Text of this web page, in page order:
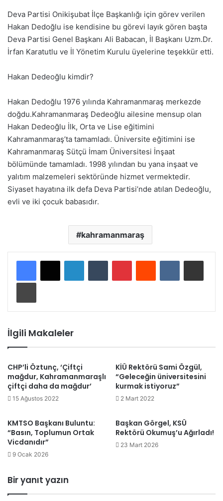
Deva Partisi Onikişubat İlçe Başkanlığı için görev verilen
Hakan Dedoğlu ise kendisine bu görevi layık gören başta
Deva Partisi Genel Başkanı Ali Babacan, İl Başkanı Uzm.Dr.
İrfan Karatutlu ve İl Yönetim Kurulu üyelerine teşekkür etti.
Hakan Dedeoğlu kimdir?
Hakan Dedoğlu 1976 yılında Kahramanmaraş merkezde
doğdu.Kahramanmaraş Dedeoğlu ailesine mensup olan
Hakan Dedeoğlu İlk, Orta ve Lise eğitimini
Kahramanmaraş’ta tamamladı. Üniversite eğitimini ise
Kahramanmaraş Sütçü İmam Üniversitesi İnşaat
bölümünde tamamladı. 1998 yılından bu yana inşaat ve
yalıtım malzemeleri sektöründe hizmet vermektedir.
Siyaset hayatına ilk defa Deva Partisi’nde atılan Dedeoğlu,
evli ve iki çocuk babasıdır.
kahramanmaraş
LinkedInTumblr PinterestReddit VKontakteE-Posta ile paylaş
Yazdır
İlgili Makaleler
CHP’li Öztunç, ‘Çiftçi
mağdur, Kahramanmaraşlı
çiftçi daha da mağdur’
15 Ağustos 2022
KİÜ Rektörü Sami Özgül,
“Geleceğin üniversitesini
kurmak istiyoruz”
2 Mart 2022
KMTSO Başkanı Buluntu:
“Basın, Toplumun Ortak
Vicdanıdır”
9 Ocak 2026
Başkan Görgel, KSÜ
Rektörü Okumuş’u Ağırladı!
23 Mart 2026
Bir yanıt yazın